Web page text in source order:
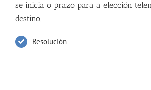
se inicia o prazo para a elección
destino.
Resolución